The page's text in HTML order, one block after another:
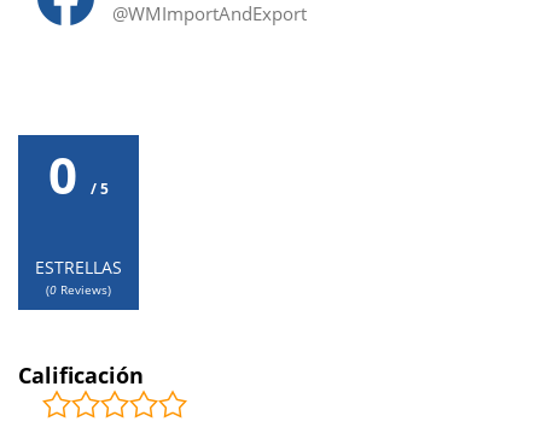
@WMImportAndExport
0 / 5
ESTRELLAS
(0 Reviews)
Calificación